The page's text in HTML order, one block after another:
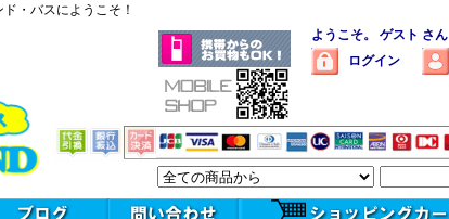
・バスにようこそ！
ようこそ。 ゲスト さん
ログイン